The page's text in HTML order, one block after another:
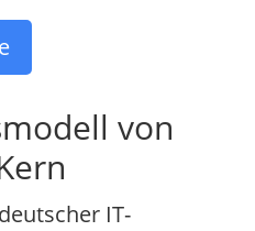
von
IT-